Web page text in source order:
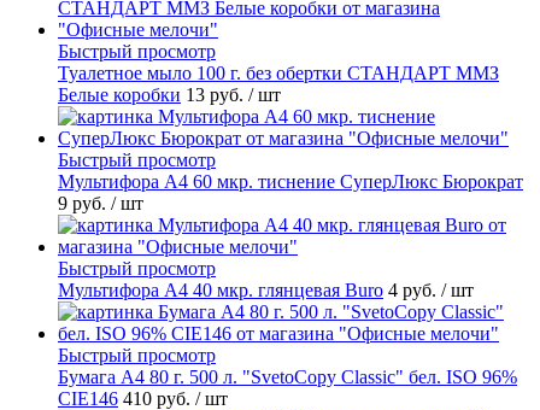
Быстрый просмотр
Туалетное мыло 100 г. без обертки СТАНДАРТ ММЗ
Белые коробки 13 руб. / шт
Быстрый просмотр
Мультифора А4 60 мкр. тиснение СуперЛюкс Бюрократ
9 руб. / шт
Быстрый просмотр
Мультифора А4 40 мкр. глянцевая Buro 4 руб. / шт
Быстрый просмотр
Бумага А4 80 г. 500 л. "SvetoCopy Classic" бел. ISO 96%
CIE146 410 руб. / шт